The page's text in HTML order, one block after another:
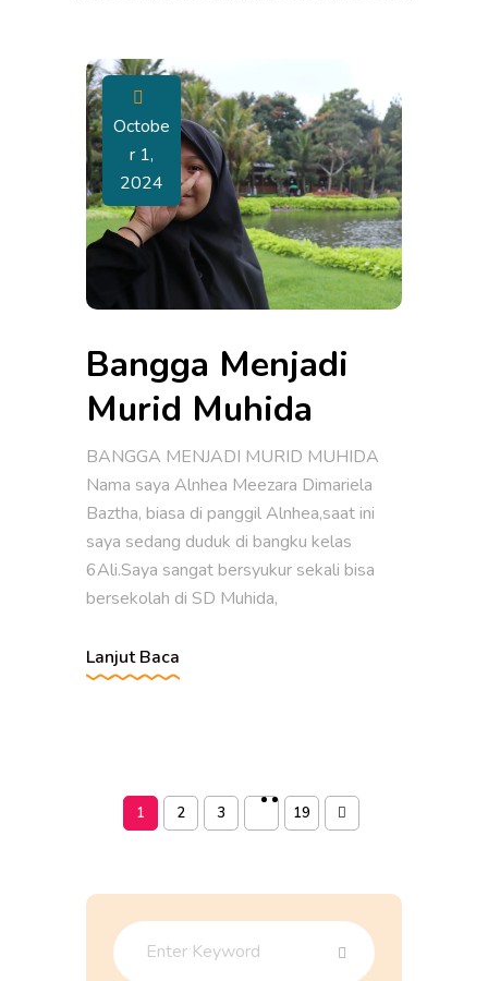
Octobe
R 1,
2024
Bangga Menjadi
Murid Muhida
BANGGA MENJADI MURID MUHIDA
Nama saya Alnhea Meezara Dimariela
Baztha, biasa di panggil Alnhea,saat ini
saya sedang duduk di bangku kelas
6Ali.Saya sangat bersyukur sekali bisa
bersekolah di SD Muhida,
Lanjut Baca
1 2 3 19